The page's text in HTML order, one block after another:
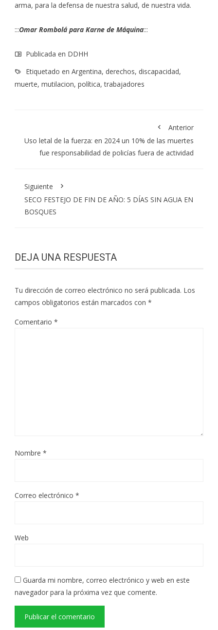
arma, para la defensa de nuestra salud, de nuestra vida.
:::Omar Rombolá para Karne de Máquina:::
Publicada en DDHH
Etiquetado en Argentina, derechos, discapacidad,
muerte, mutilacion, política,trabajadores
Anterior
Uso letal de la fuerza: en 2024 un 10% de las muertes
fue responsabilidad de policías fuera de actividad
Siguiente
SECO FESTEJO DE FIN DE AÑO: 5 DÍAS SIN AGUA EN
BOSQUES
DEJA UNA RESPUESTA
Tu dirección de correo electrónico no será publicada. Los
campos obligatorios están marcados con *
Comentario *
Nombre *
Correo electrónico *
Web
Guarda mi nombre, correo electrónico y web en este
navegador para la próxima vez que comente.